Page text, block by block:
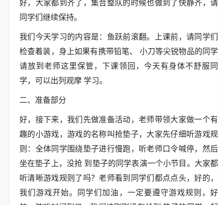
好，大家都到齐了，集合整队的时候也做到了快静齐，请
同学们继续保持。
我们今天学习的内容是：鱼跃前滚翻。上课前，请同学们
检查着装，身上如果有携带铅笔、 小刀等尖锐物品的同学
请放到老师这里保管，下课领回，今天有身体不舒服同
学，可以出列观摩 学习。
二、准备部分
好，接下来，我们先做准备活动，老师带领大家做一个有
趣的小游戏，游戏的名称叫抢垫子，大家先仔细听游戏规
则：全体同学围绕垫子进行慢跑，听老师口令喊停，然后
坐在垫子上，没抢 到垫子的同学表演一个小节目。大家都
听清晰游戏规则了吗？老师看到同学们都点点头，好的，
我们游戏开始。同学们加油，一定要遵守游戏规则，好